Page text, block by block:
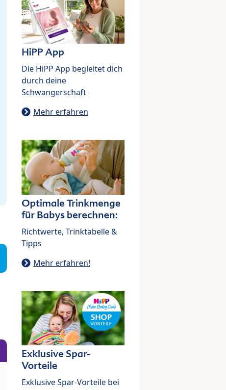
HiPP App
Die HiPP App begleitet dich
durch deine
Schwangerschaft
Mehr erfahren
Optimale Trinkmenge
für Babys berechnen:
Richtwerte, Trinktabelle &
Tipps
Mehr erfahren!
Exklusive Spar-
Vorteile
Exklusive Spar-Vorteile bei